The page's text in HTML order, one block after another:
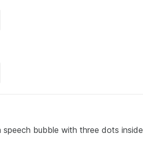
bubble with three dots